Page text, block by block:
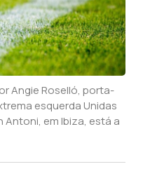
Angie Roselló, porta-
esquerda Unidas
Antoni, em Ibiza, está a